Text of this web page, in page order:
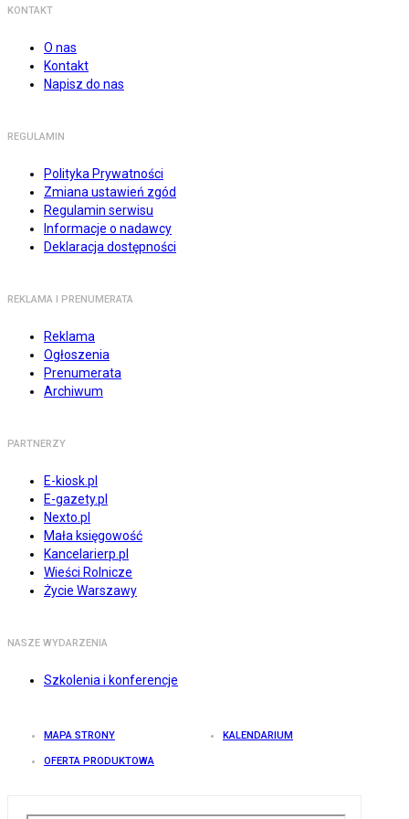
KONTAKT
O nas
Kontakt
Napisz do nas
REGULAMIN
Polityka Prywatności
Zmiana ustawień zgód
Regulamin serwisu
Informacje o nadawcy
Deklaracja dostępności
REKLAMA I PRENUMERATA
Reklama
Ogłoszenia
Prenumerata
Archiwum
PARTNERZY
E-kiosk.pl
E-gazety.pl
Nexto.pl
Mała księgowość
Kancelarierp.pl
Wieści Rolnicze
Życie Warszawy
NASZE WYDARZENIA
Szkolenia i konferencje
MAPA STRONY KALENDARIUM
OFERTA PRODUKTOWA